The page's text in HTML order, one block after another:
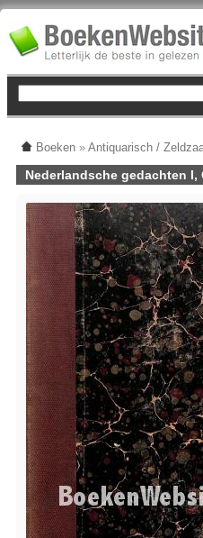
Boeken » Antiquarisch /
Nederlandsche gedachten I,